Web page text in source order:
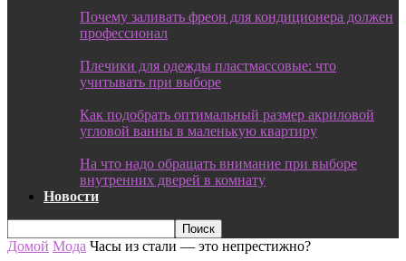
Почему заливать фреон для кондиционера должен
профессионал
Плечики для одежды пластмассовые: что
учитывать при выборе
Как подобрать оптимальный размер акриловой
угловой ванны в маленькую квартиру
На что надо обращать внимание при выборе
внутренних дверей в комнату
Новости
Домой Мода Часы из стали — это непрестижно?